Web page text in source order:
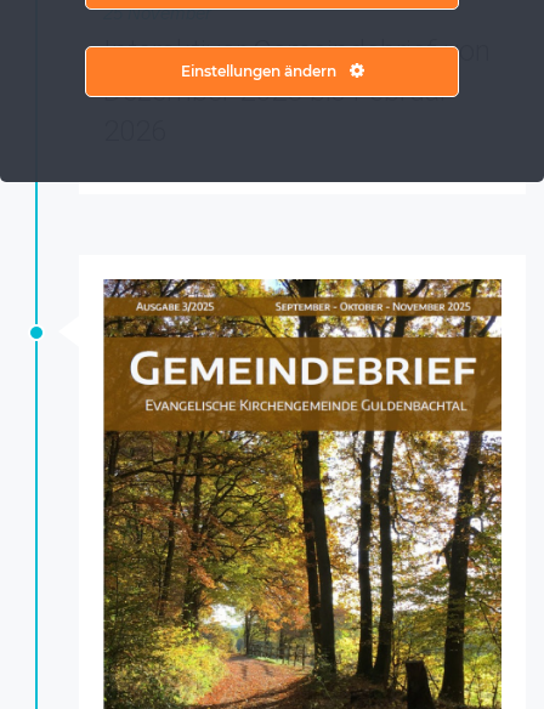
25 November
Interaktiver Gemeindebrief von
Dezember 2025 bis Februar
Einstellungen ändern